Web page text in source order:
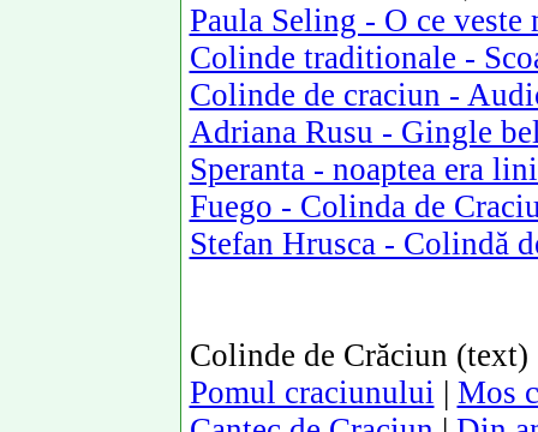
Paula Seling - O ce veste
Colinde traditionale -
Colinde de craciun -
Adriana Rusu - Gingle
Speranta - noaptea era
Fuego - Colinda de
Stefan Hrusca - Colindă
Colinde de Crăciun (text)
Pomul craciunului | Mos